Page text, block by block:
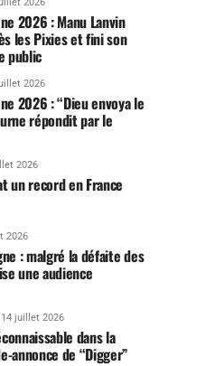
2026 : Manu Lanvin
les Pixies et fini son
public
2026
2026 : “Dieu envoya le
répondit par le
2026
un record en France
2026
: malgré la défaite des
une audience
14 juillet 2026
dans la
annonce de “Digger”